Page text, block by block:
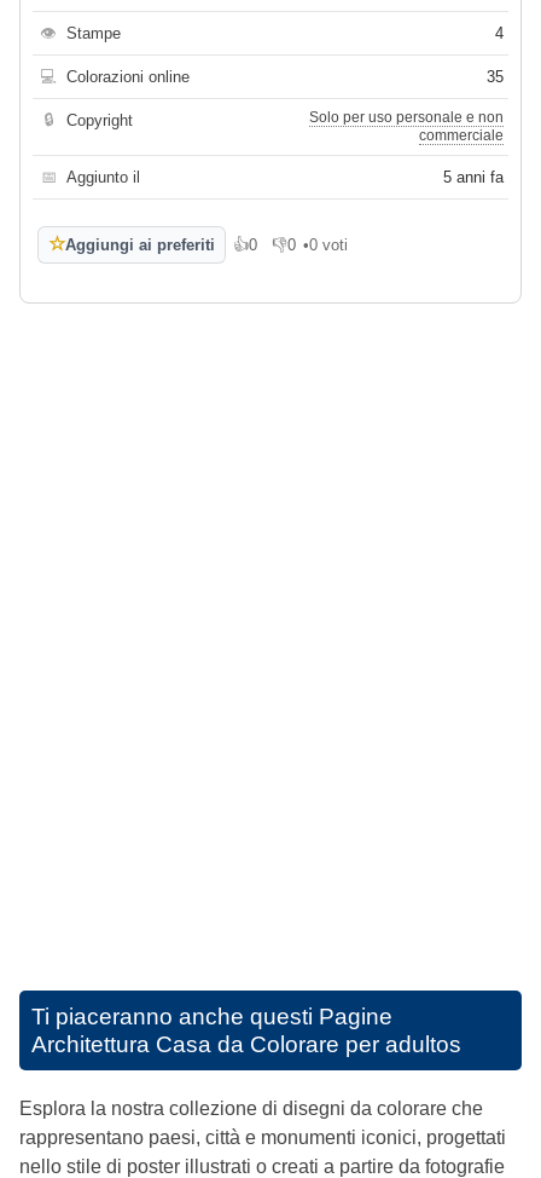
👁 Stampe 4
💻 Colorazioni online 35
🔒 Copyright
Solo per uso personale e non
commerciale
📅 Aggiunto il 5 anni fa
☆Aggiungi ai preferiti 👍0
Mi piace
👎0
Non mi piace
•0 voti
Ti piaceranno anche questi Pagine
Architettura Casa da Colorare per adultos
Esplora la nostra collezione di disegni da colorare che
rappresentano paesi, città e monumenti iconici, progettati
nello stile di poster illustrati o creati a partire da fotografie